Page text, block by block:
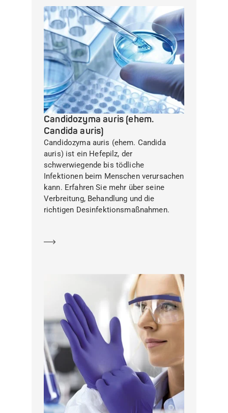
Candidozyma auris (ehem.
Candida auris)
Candidozyma auris (ehem. Candida
auris) ist ein Hefepilz, der
schwerwiegende bis tödliche
Infektionen beim Menschen verursachen
kann. Erfahren Sie mehr über seine
Verbreitung, Behandlung und die
richtigen Desinfektionsmaßnahmen.